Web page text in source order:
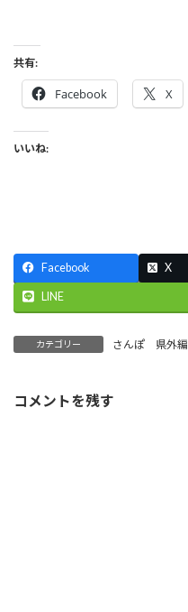
共有:
Facebook X
いいね:
Facebook X
LINE
カテゴリー さんぽ 県外編
コメントを残す